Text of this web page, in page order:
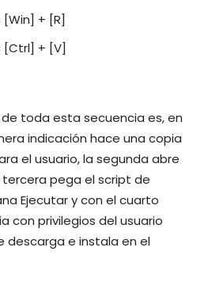
+ [R]
[Ctrl] + [V]
toda esta secuencia es, en
indicación hace una copia
el usuario, la segunda abre
pega el script de
Ejecutar y con el cuarto
con privilegios del usuario
descarga e instala en el